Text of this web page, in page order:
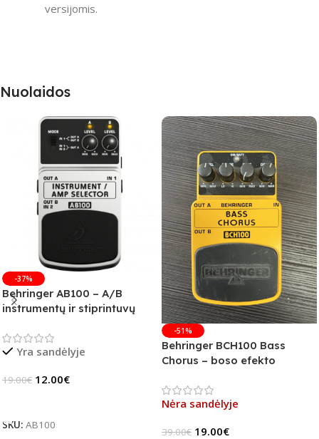
versijomis.
Nuolaidos
-37%
Behringer AB100 – A/B
instrumentų ir stiprintuvų
Yra sandėlyje
19.00€ 12.00€
SKU: AB100
-51%
Behringer BCH100 Bass
Chorus – boso efekto
Nėra sandėlyje
39.00€ 19.00€